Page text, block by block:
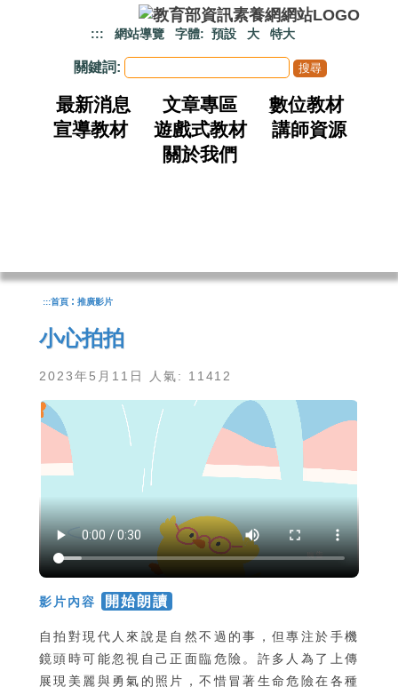
::: 網站導覽 字體: 預設 大 特大
關鍵詞:
最新消息 文章專區
數位教材
宣導教材
遊戲式教材
講師資源
關於我們
:::首頁 : 推廣影片
小心拍拍
2023年5月11日 人氣: 11412
影片內容 開始朗讀
自拍對現代人來說是自然不過的事，但專注於手機
鏡頭時可能忽視自己正面臨危險。許多人為了上傳
展現美麗與勇氣的照片，不惜冒著生命危險在各種